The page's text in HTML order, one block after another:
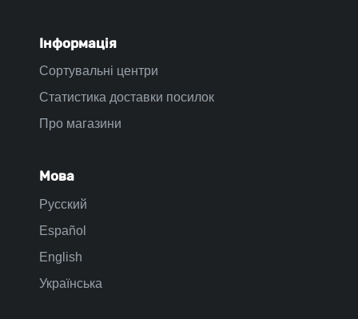
Інформація
Сортувальні центри
Статистика доставки посилок
Про магазини
Мова
Русский
Español
English
Українська